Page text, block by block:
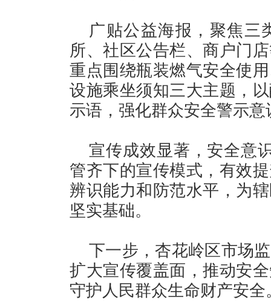
广贴公益海报，聚焦三
所、社区公告栏、商户门
重点围绕瓶装燃气安全使
设施乘坐须知三大主题，
示语，强化群众安全警示
宣传成效显著，安全意
管齐下的宣传模式，有效
辨识能力和防范水平，为
坚实基础。
下一步，杏花岭区市场
扩大宣传覆盖面，推动安
守护人民群众生命财产安全